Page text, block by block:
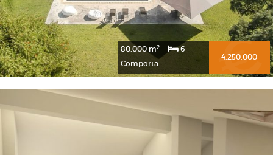
80.000 m2
6
Comporta
4.250.000